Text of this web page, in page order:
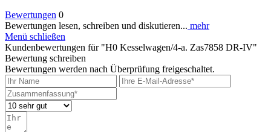
Bewertungen 0
Bewertungen lesen, schreiben und diskutieren... mehr
Menü schließen
Kundenbewertungen für "H0 Kesselwagen/4-a. Zas7858 DR-IV"
Bewertung schreiben
Bewertungen werden nach Überprüfung freigeschaltet.